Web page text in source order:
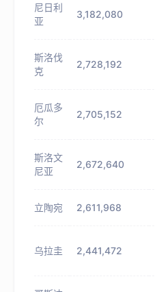
尼日利
亚
3,182,080
斯洛伐
克
2,728,192
厄瓜多
尔
2,705,152
斯洛文
尼亚
2,672,640
立陶宛 2,611,968
乌拉圭 2,441,472